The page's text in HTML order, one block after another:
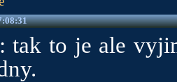
tak to je ale